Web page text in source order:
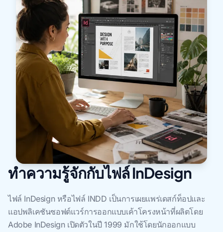
ทำความรู้จักกับไฟล์ InDesign
ไฟล์ InDesign หรือไฟล์ INDD เป็นการเผยแพร่เดสก์ท็อปและ
แอปพลิเคชันซอฟต์แวร์การออกแบบเค้าโครงหน้าที่ผลิตโดย
Adobe InDesign เปิดตัวในปี 1999 มักใช้โดยนักออกแบบ